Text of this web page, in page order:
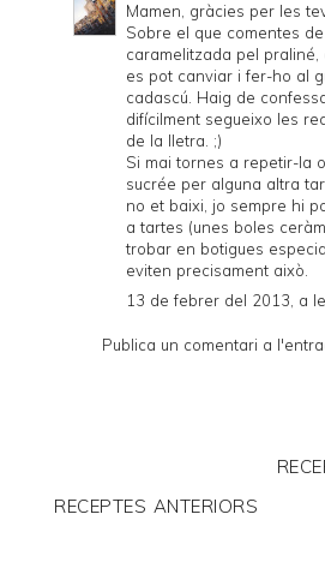
Mamen, gràcies per les
Sobre el que comentes
caramelitzada pel praliné,
es pot canviar i fer-ho al
cadascú. Haig de
difícilment segueixo les
de la lletra. ;)
Si mai tornes a repetir-la
sucrée per alguna altra
no et baixi, jo sempre hi
a tartes (unes boles
trobar en botigues
eviten precisament això.
13 de febrer del 2013, a
Publica un comentari a
RECEPTES ANTERIORS